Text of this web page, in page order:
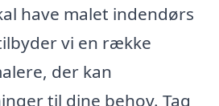
have malet indendørs
vi en række
der kan
til dine behov. Tag